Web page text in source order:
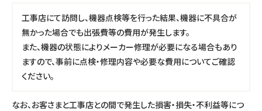
工事店にて訪問し、機器点検等を行った結果、機器に不具合が
無かった場合でも出張費等の費用が発生します。
また、機器の状態によりメーカー修理が必要になる場合もあり
ますので、事前に点検・修理内容や必要な費用についてご確認
ください。
なお、お客さまと工事店との間で発生した損害・損失・不利益等につ